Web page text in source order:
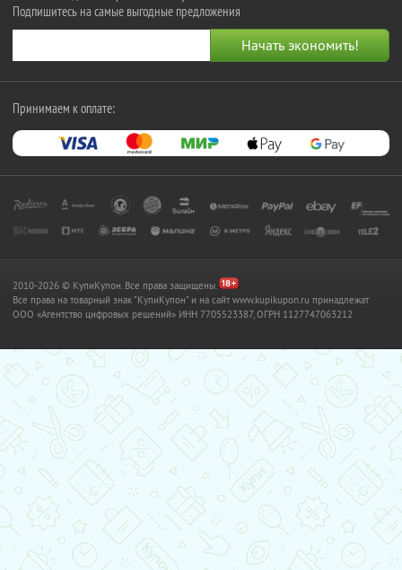
Подпишитесь на самые выгодные предложения
Принимаем к оплате:
2010-2026 © КупиКупон. Все права защищены.
Все права на товарный знак "КупиКупон" и на сайт www.kupikupon.ru принадлежат
OOO «Агентство цифровых решений» ИНН 7705523387, ОГРН 1127747063212